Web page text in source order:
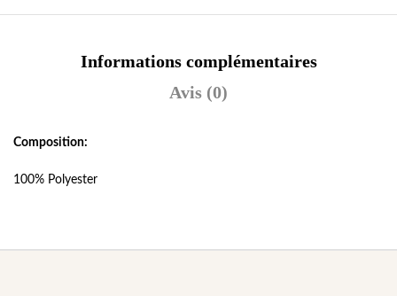
Informations complémentaires
Avis (0)
Composition:
100% Polyester